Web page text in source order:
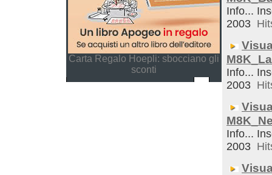
Carta Regalo Hoepli: sbocciano gli
sconti
Info...
2003
Info...
2003
Info...
2003